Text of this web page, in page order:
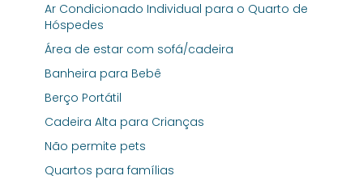
Ar Condicionado Individual para o Quarto de
Hóspedes
Área de estar com sofá/cadeira
Banheira para Bebê
Berço Portátil
Cadeira Alta para Crianças
Não permite pets
Quartos para famílias